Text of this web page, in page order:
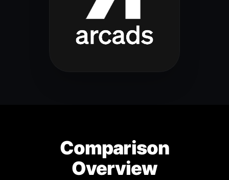
Comparison
Overview